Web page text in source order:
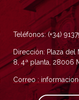
Teléfonos: (+34)
Dirección: Plaza del
8, 4ª planta, 28006
Correo :